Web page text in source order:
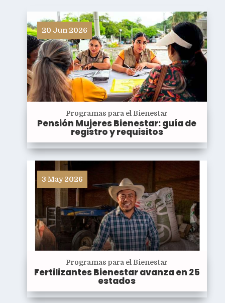
20 Jun 2026
Programas para el Bienestar
Pensión Mujeres Bienestar: guía de
registro y requisitos
3 May 2026
Programas para el Bienestar
Fertilizantes Bienestar avanza en 25
estados